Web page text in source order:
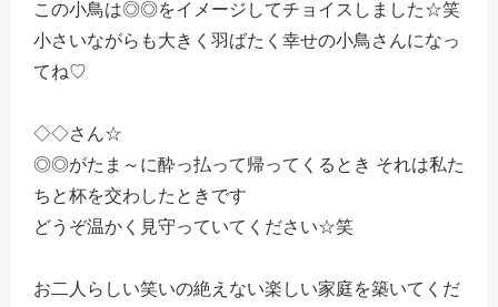
この小鳥は◎◎をイメージしてチョイスしました☆笑
小さいながらも大きく羽ばたく幸せの小鳥さんになっ
てね♡
◇◇さん☆
◎◎がたま～に酔っ払って帰ってくるとき それは私た
ちと杯を交わしたときです
どうぞ温かく見守っていてください☆笑
お二人らしい笑いの絶えない楽しい家庭を築いてくだ